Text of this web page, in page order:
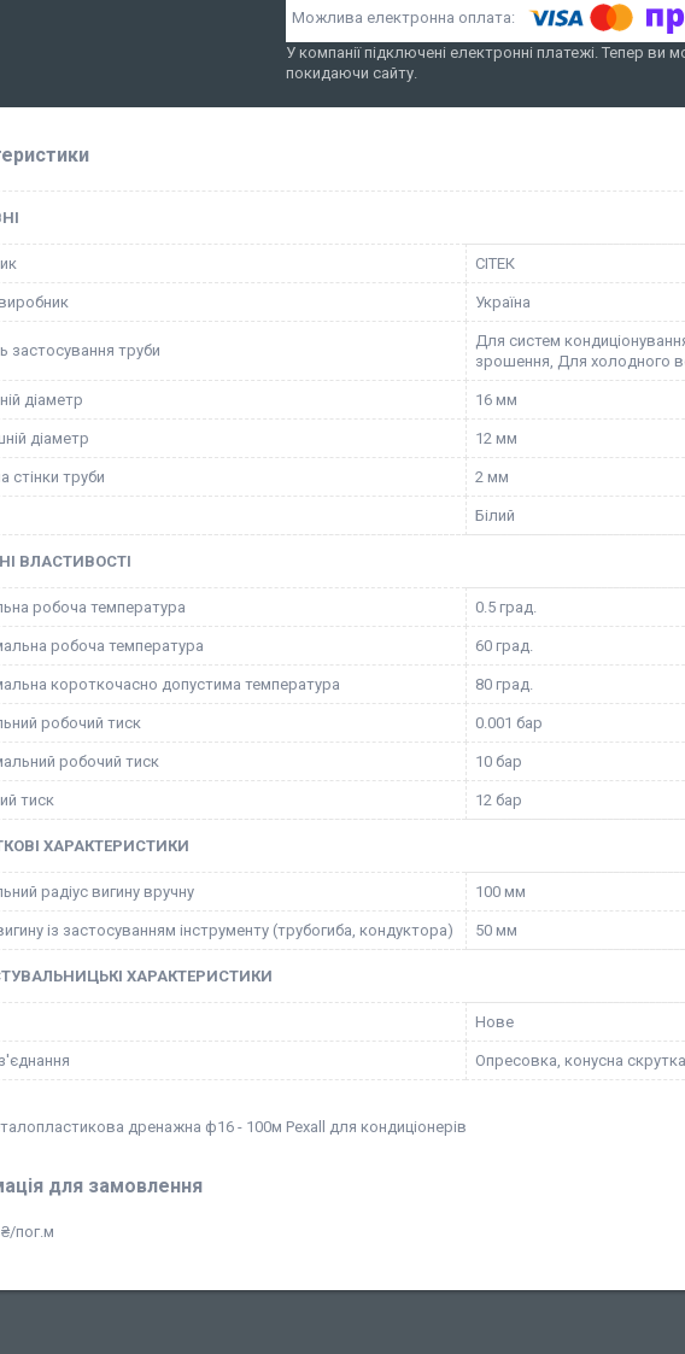
У компанії підключені електронні платежі. Тепер ви
покидаючи сайту.
СІТЕК
Україна
застосування труби
Для систем
зрошення, Для холодного
діаметр 16 мм
діаметр 12 мм
стінки труби 2 мм
Білий
ВЛАСТИВОСТІ
робоча температура 0.5 град.
робоча температура 60 град.
короткочасно допустима температура 80 град.
робочий тиск 0.001 бар
робочий тиск 10 бар
тиск 12 бар
ХАРАКТЕРИСТИКИ
радіус вигину вручну 100 мм
із застосуванням інструменту (трубогиба, кондуктора) 50 мм
ХАРАКТЕРИСТИКИ
Нове
Опресовка, конусна скрутка
дренажна ф16 - 100м Pexall для кондиціонерів
для замовлення
пог.м